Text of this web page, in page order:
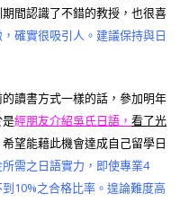
間認識了不錯的教授，也很喜
，確實很吸引人。建議保持與日
讀書方式一樣的話，參加明年
是經朋友介紹吳氏日語， 看了光
希望能藉此機會達成自己留學日
所需之日語實力，即使專業4
10%之合格比率。遑論難度高